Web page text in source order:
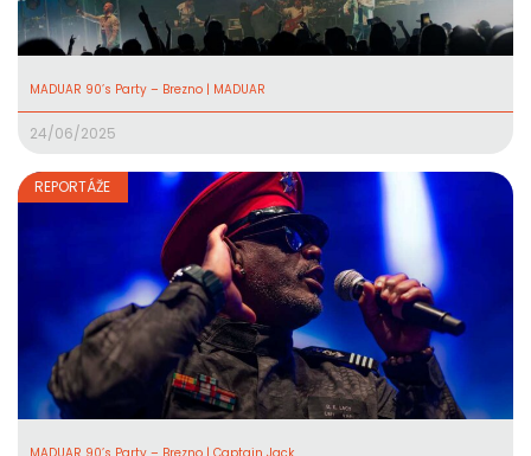
MADUAR 90’s Party – Brezno | MADUAR
24/06/2025
REPORTÁŽE